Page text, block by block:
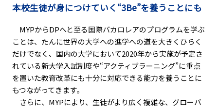
本校生徒が身につけていく“3Be”を養うことにも
MYPからDPへと至る国際バカロレアのプログラムを学ぶ
ことは、たんに世界の大学への進学への道を大きくひらく
だけでなく、国内の大学において2020年から実施が予定さ
れている新大学入試制度や“アクティブラーニング”に重点
を置いた教育改革にも十分に対応できる能力を養うことに
もつながってきます。
さらに、MYPにより、生徒がより広く複雑な、グローバ